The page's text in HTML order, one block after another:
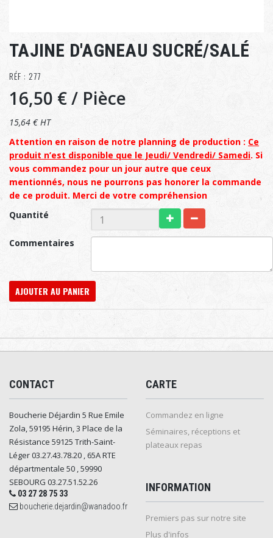
TAJINE D'AGNEAU SUCRÉ/SALÉ
RÉF : 277
16,50 €/ Pièce
15,64 € HT
Attention en raison de notre planning de production : Ce
produit n’est disponible que le Jeudi/ Vendredi/ Samedi. Si
vous commandez pour un jour autre que ceux
mentionnés, nous ne pourrons pas honorer la commande
de ce produit. Merci de votre compréhension
Quantité
Commentaires
AJOUTER AU PANIER
CONTACT
Boucherie Déjardin 5 Rue Emile
Zola, 59195 Hérin, 3 Place de la
Résistance 59125 Trith-Saint-
Léger 03.27.43.78.20 , 65A RTE
départmentale 50 , 59990
SEBOURG 03.27.51.52.26
03 27 28 75 33
boucherie.dejardin@wanadoo.fr
CARTE
Commandez en ligne
Séminaires, réceptions et
plateaux repas
INFORMATION
Premiers pas sur notre site
Plus d'infos